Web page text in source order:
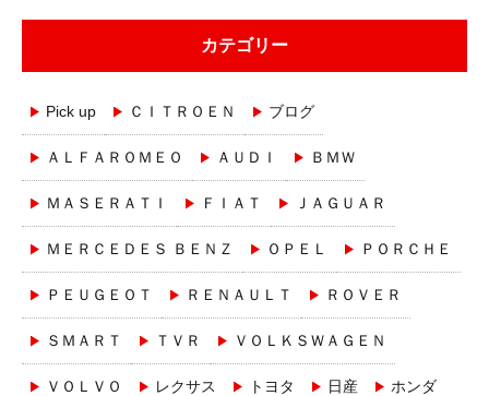
カテゴリー
Pick up ＣＩＴＲＯＥＮ ブログ
ＡＬＦＡＲＯＭＥＯ ＡＵＤＩ ＢＭＷ
ＭＡＳＥＲＡＴＩ ＦＩＡＴ ＪＡＧＵＡＲ
ＭＥＲＣＥＤＥＳ ＢＥＮＺ ＯＰＥＬ ＰＯＲＣＨＥ
ＰＥＵＧＥＯＴ ＲＥＮＡＵＬＴ ＲＯＶＥＲ
ＳＭＡＲＴ ＴＶＲ ＶＯＬＫＳＷＡＧＥＮ
ＶＯＬＶＯ レクサス トヨタ 日産 ホンダ